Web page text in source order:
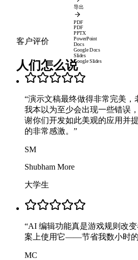
导出
PDF
PDF
PPTX
PowerPoint
Docs
Google Docs
Slides
Google Slides
客户评价
人们怎么说
“演示文稿最终做得非常完美，
我本以为至少会出现一些错误
谢你们开发如此美观的应用并
的非常感激。 ”
SM
Shubham More
大学生
“AI 编辑功能真是游戏规则改
案上使用它——节省我数小时的
MC